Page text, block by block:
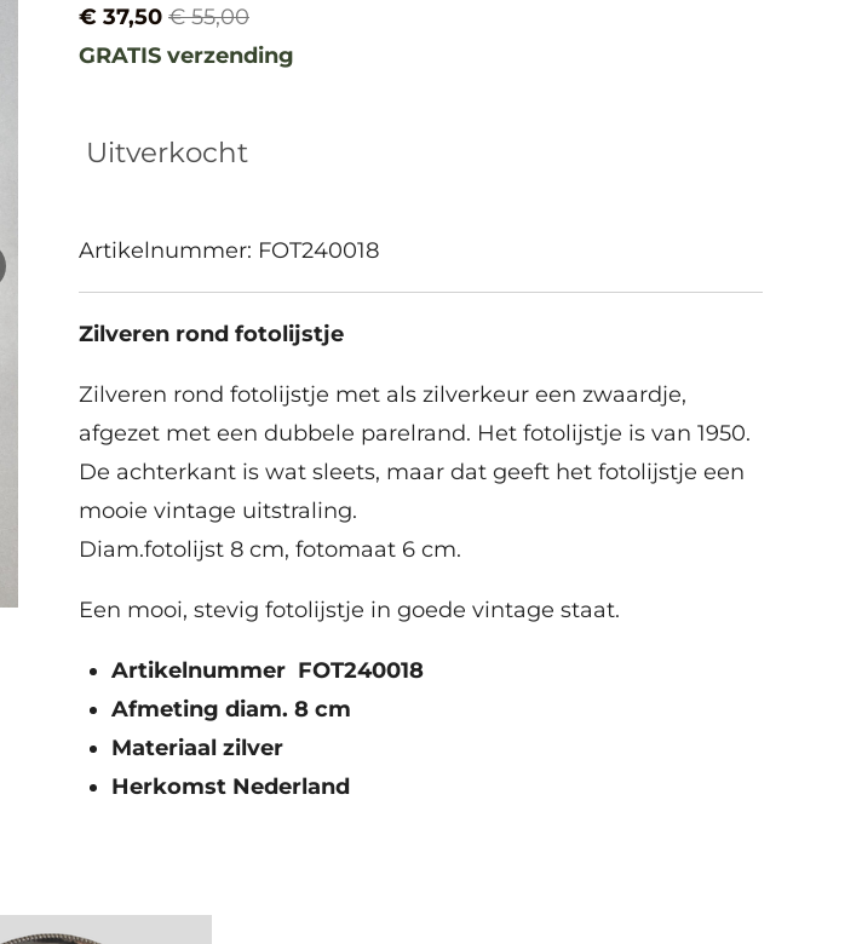
€ 37,50 € 55,00
GRATIS verzending
Uitverkocht
Artikelnummer: FOT240018
Zilveren rond fotolijstje
Zilveren rond fotolijstje met als zilverkeur een zwaardje,
afgezet met een dubbele parelrand. Het fotolijstje is van 1950.
De achterkant is wat sleets, maar dat geeft het fotolijstje een
mooie vintage uitstraling.
Diam.fotolijst 8 cm, fotomaat 6 cm.
Een mooi, stevig fotolijstje in goede vintage staat.
Artikelnummer FOT240018
Afmeting diam. 8 cm
Materiaal zilver
Herkomst Nederland